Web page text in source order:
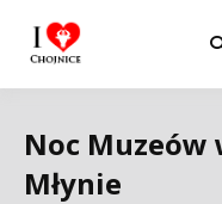
Miejsca
Noc Muzeów
Młynie